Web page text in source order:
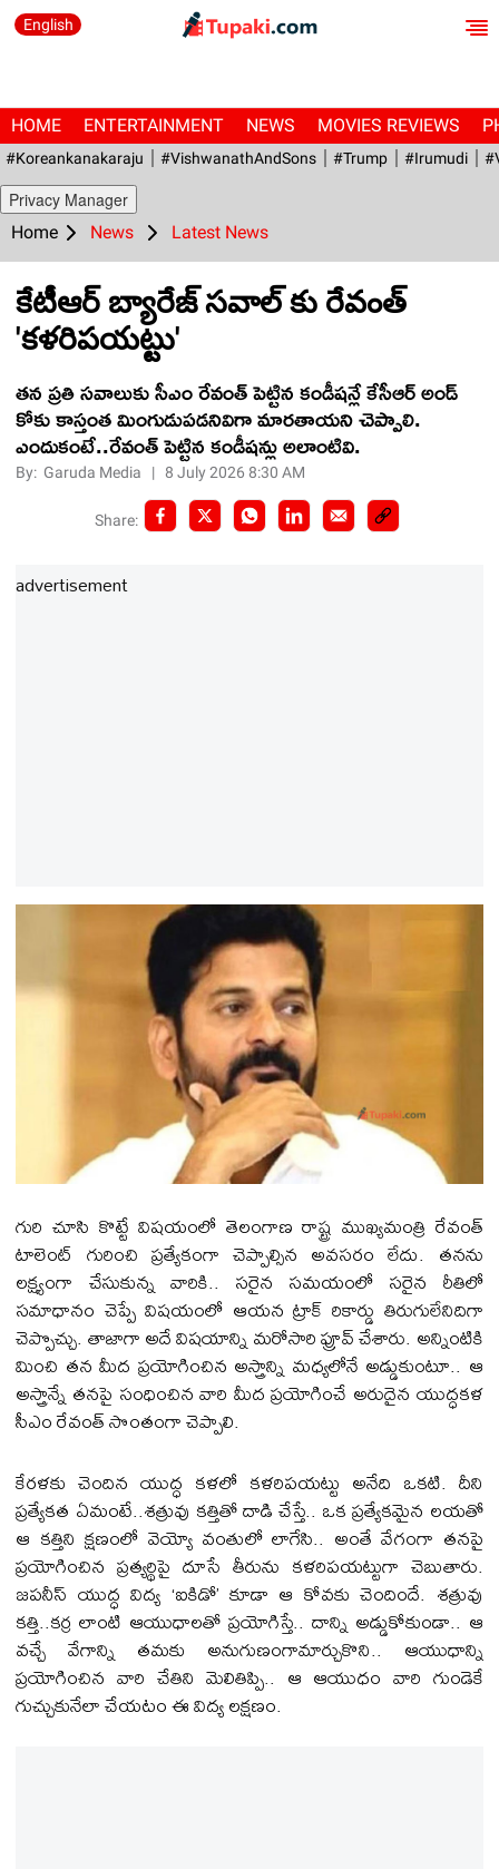
English
HOME ENTERTAINMENT NEWS MOVIES REVIEWS
#Koreankanakaraju #VishwanathAndSons #Trump #irumudi
Privacy Manager
Home News Latest News
కేటీఆర్ బ్యారేజ్ సవాల్ కు రేవంత్
'కళరిపయట్టు'
తన ప్రతి సవాలుకు సీఎం రేవంత్ పెట్టిన కండీషన్లే కేసీఆర్ అండ్
కోకు కాస్తంత మింగుడుపడనివిగా మారతాయని చెప్పాలి.
ఎందుకంటే..రేవంత్ పెట్టిన కండీషన్లు అలాంటివి.
By: Garuda Media |8 July 2026 8:30 AM
Share:
advertisement
గురి చూసి కొట్టే విషయంలో తెలంగాణ రాష్ట్ర ముఖ్యమంత్రి రేవంత్
టాలెంట్ గురించి ప్రత్యేకంగా చెప్పాల్సిన అవసరం లేదు. తనను
లక్ష్యంగా చేసుకున్న వారికి.. సరైన సమయంలో సరైన రీతిలో
సమాధానం చెప్పే విషయంలో ఆయన ట్రాక్ రికార్డు తిరుగులేనిదిగా
చెప్పొచ్చు. తాజాగా అదే విషయాన్ని మరోసారి ప్రూవ్ చేశారు. అన్నింటికి
మించి తన మీద ప్రయోగించిన అస్త్రాన్ని మధ్యలోనే అడ్డుకుంటూ.. ఆ
అస్త్రాన్నే తనపై సంధించిన వారి మీద ప్రయోగించే అరుదైన యుద్ధకళ
సీఎం రేవంత్ సొంతంగా చెప్పాలి.
కేరళకు చెందిన యుద్ధ కళలో కళరిపయట్టు అనేది ఒకటి. దీని
ప్రత్యేకత ఏమంటే..శత్రువు కత్తితో దాడి చేస్తే.. ఒక ప్రత్యేకమైన లయతో
ఆ కత్తిని క్షణంలో వెయ్యో వంతులో లాగేసి.. అంతే వేగంగా తనపై
ప్రయోగించిన ప్రత్యర్థిపై దూసే తీరును కళరిపయట్టుగా చెబుతారు.
జపనీస్ యుద్ధ విద్య ‘ఐకిడో’ కూడా ఆ కోవకు చెందిందే. శత్రువు
కత్తి..కర్ర లాంటి ఆయుధాలతో ప్రయోగిస్తే.. దాన్ని అడ్డుకోకుండా.. ఆ
వచ్చే వేగాన్ని తమకు అనుగుణంగామార్చుకొని.. ఆయుధాన్ని
ప్రయోగించిన వారి చేతిని మెలితిప్పి.. ఆ ఆయుధం వారి గుండెకే
గుచ్చుకునేలా చేయటం ఈ విద్య లక్షణం.